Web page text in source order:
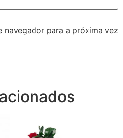
navegador para a próxima vez